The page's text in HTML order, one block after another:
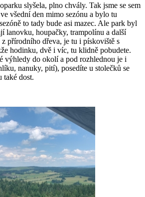
slyšela, plno chvály. Tak jsme se sem
všední den mimo sezónu a bylo tu
to tady bude asi mazec. Ale park byl
lanovku, houpačky, trampolínu a další
přírodního dřeva, je tu i pískoviště s
hodinku, dvě i víc, tu klidně pobudete.
výhledy do okolí a pod rozhlednou je i
nanuky, pití), posedíte u stolečků se
také dost.